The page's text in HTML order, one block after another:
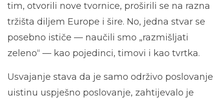
tim, otvorili nove tvornice, proširili se na razna
tržišta diljem Europe i šire. No, jedna stvar se
posebno ističe — naučili smo „razmišljati
zeleno“ — kao pojedinci, timovi i kao tvrtka.
Usvajanje stava da je samo održivo poslovanje
uistinu uspješno poslovanje, zahtijevalo je